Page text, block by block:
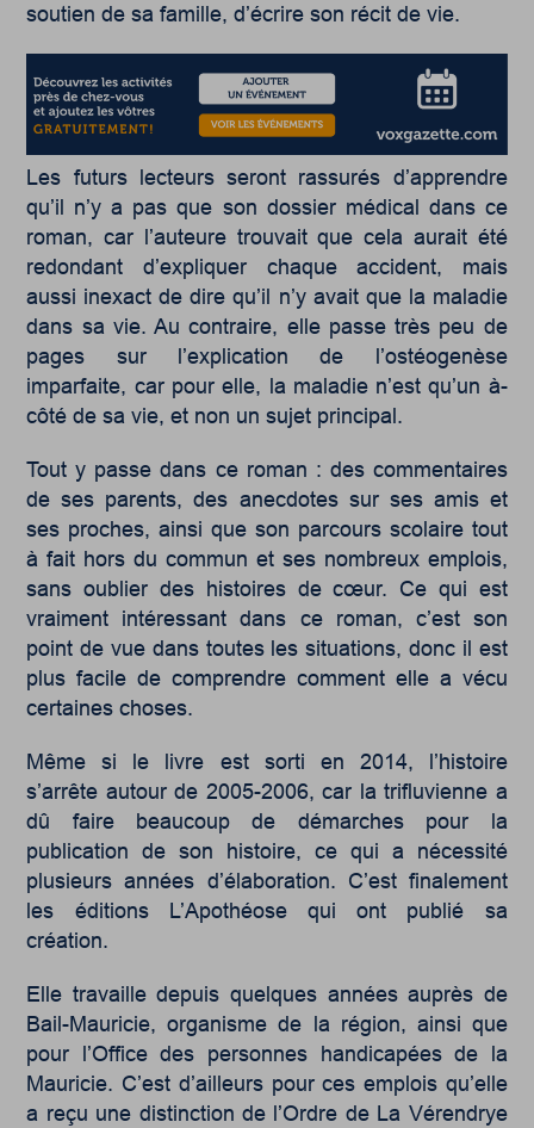
soutien de sa famille, d’écrire son récit de vie.
Les futurs lecteurs seront rassurés d’apprendre
qu’il n’y a pas que son dossier médical dans ce
roman, car l’auteure trouvait que cela aurait été
redondant d’expliquer chaque accident, mais
aussi inexact de dire qu’il n’y avait que la maladie
dans sa vie. Au contraire, elle passe très peu de
pages sur l’explication de l’ostéogenèse
imparfaite, car pour elle, la maladie n’est qu’un à-
côté de sa vie, et non un sujet principal.
Tout y passe dans ce roman : des commentaires
de ses parents, des anecdotes sur ses amis et
ses proches, ainsi que son parcours scolaire tout
à fait hors du commun et ses nombreux emplois,
sans oublier des histoires de cœur. Ce qui est
vraiment intéressant dans ce roman, c’est son
point de vue dans toutes les situations, donc il est
plus facile de comprendre comment elle a vécu
certaines choses.
Même si le livre est sorti en 2014, l’histoire
s’arrête autour de 2005-2006, car la trifluvienne a
dû faire beaucoup de démarches pour la
publication de son histoire, ce qui a nécessité
plusieurs années d’élaboration. C’est finalement
les éditions L’Apothéose qui ont publié sa
création.
Elle travaille depuis quelques années auprès de
Bail-Mauricie, organisme de la région, ainsi que
pour l’Office des personnes handicapées de la
Mauricie. C’est d’ailleurs pour ces emplois qu’elle
a reçu une distinction de l’Ordre de La Vérendrye